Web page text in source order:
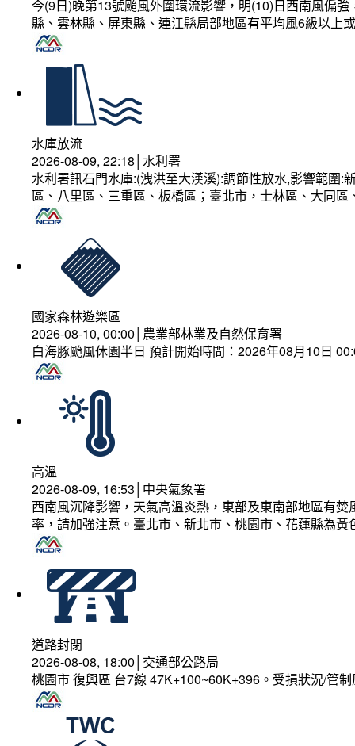
今(9日)晚第13號颱風外圍環流影響，明(10)日西南風偏
縣、雲林縣、屏東縣、連江縣局部地區有平均風6級以上
水庫放流
2026-08-09, 22:18│水利署
水利署訊石門水庫:(洩洪至大漢溪):調節性放水,影響範圍
區、八里區、三重區、板橋區；臺北市，士林區、大同
國家森林遊樂區
2026-08-10, 00:00│農業部林業及自然保育署
白海豚颱風休園半日 預計開始時間：2026年08月10日
高溫
2026-08-09, 16:53│中央氣象署
西南風沉降影響，天氣高溫炎熱，東部及東南部地區有
率，請加強注意。臺北市、新北市、桃園市、花蓮縣為
道路封閉
2026-08-08, 18:00│交通部公路局
桃園市 復興區 台7線 47K+100~60K+396。受損狀況/管